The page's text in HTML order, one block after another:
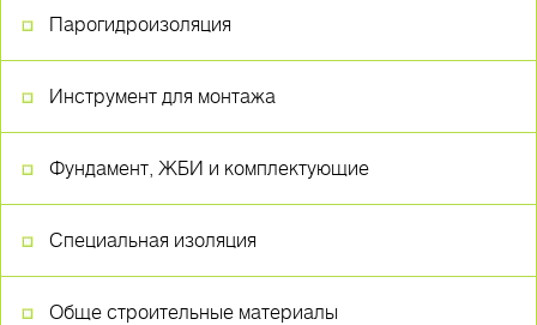
Парогидроизоляция
Инструмент для монтажа
Фундамент, ЖБИ и комплектующие
Специальная изоляция
Обще строительные материалы